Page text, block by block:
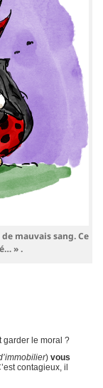
mauvais sang. Ce
» .
garder le moral ?
) vous
contagieux, il